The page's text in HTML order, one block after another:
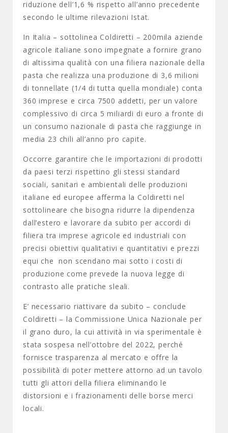
riduzione dell’1,6 % rispetto all’anno precedente
secondo le ultime rilevazioni Istat.
In Italia – sottolinea Coldiretti – 200mila aziende
agricole italiane sono impegnate a fornire grano
di altissima qualità con una filiera nazionale della
pasta che realizza una produzione di 3,6 milioni
di tonnellate (1/4 di tutta quella mondiale) conta
360 imprese e circa 7500 addetti, per un valore
complessivo di circa 5 miliardi di euro a fronte di
un consumo nazionale di pasta che raggiunge in
media 23 chili all’anno pro capite.
Occorre garantire che le importazioni di prodotti
da paesi terzi rispettino gli stessi standard
sociali, sanitari e ambientali delle produzioni
italiane ed europee afferma la Coldiretti nel
sottolineare che bisogna ridurre la dipendenza
dall’estero e lavorare da subito per accordi di
filiera tra imprese agricole ed industriali con
precisi obiettivi qualitativi e quantitativi e prezzi
equi che non scendano mai sotto i costi di
produzione come prevede la nuova legge di
contrasto alle pratiche sleali.
E’ necessario riattivare da subito – conclude
Coldiretti – la Commissione Unica Nazionale per
il grano duro, la cui attività in via sperimentale è
stata sospesa nell’ottobre del 2022, perché
fornisce trasparenza al mercato e offre la
possibilità di poter mettere attorno ad un tavolo
tutti gli attori della filiera eliminando le
distorsioni e i frazionamenti delle borse merci
locali.